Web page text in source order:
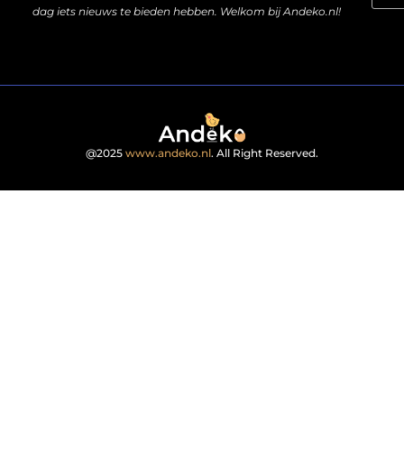
dag iets nieuws te bieden hebben. Welkom bij Andeko.nl!
@2025 www.andeko.nl. All Right Reserved.